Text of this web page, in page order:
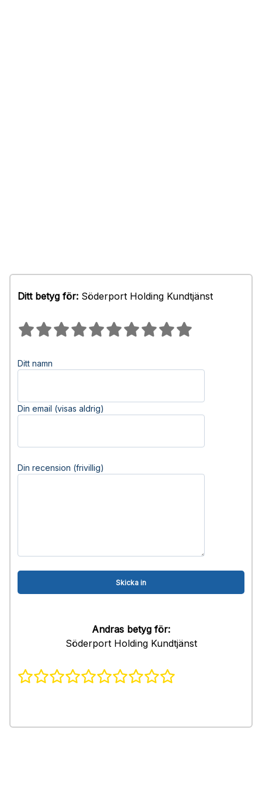
Ditt betyg för: Söderport Holding Kundtjänst
Ditt namn
Din email (visas aldrig)
Din recension (frivillig)
Andras betyg för:
Söderport Holding Kundtjänst